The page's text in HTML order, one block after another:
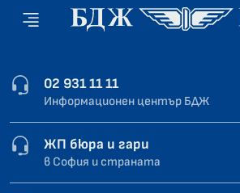
02 931 11 11
Информационен център БДЖ
ЖП бюра и гари
в София и страната